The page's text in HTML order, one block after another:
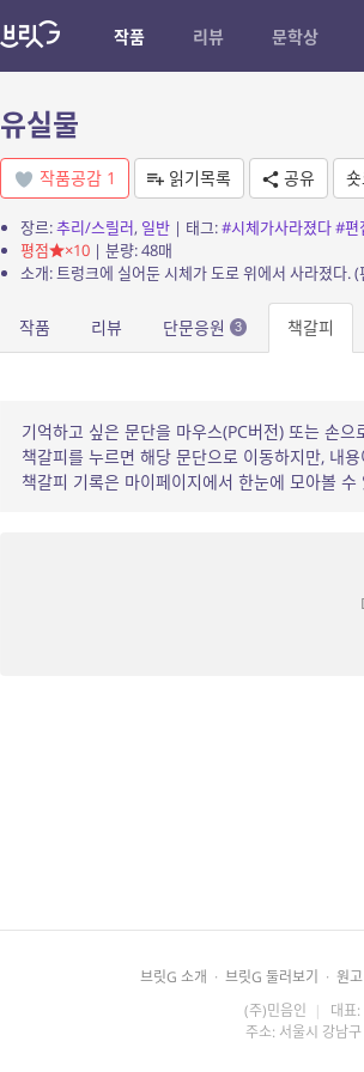
작품 리뷰 문학상
유실물
작품공감 1 읽기목록 공유
장르:추리/스릴러, 일반| 태그:#시체가사라졌다#편
평점
×10| 분량: 48매
소개: 트렁크에 실어둔 시체가 도로 위에서 사라졌다. (
작품 리뷰 단문응원 3 책갈피
기억하고 싶은 문단을 마우스(PC버전) 또는 손
책갈피를 누르면 해당 문단으로 이동하지만, 내
책갈피 기록은 마이페이지에서 한눈에 모아볼
브릿G 소개 · 브릿G 둘러보기 · 원
(주)민음인 | 대표:
주소: 서울시 강남